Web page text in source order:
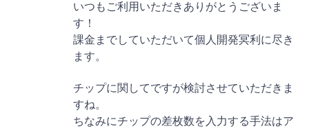
いつもご利用いただきありがとうございま
す！
課金までしていただいて個人開発冥利に尽き
ます。
チップに関してですが検討させていただきま
すね。
ちなみにチップの差枚数を入力する手法はア